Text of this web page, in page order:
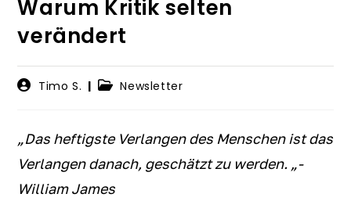
Warum Kritik selten
verändert
Timo S. Newsletter
„Das heftigste Verlangen des Menschen ist das
Verlangen danach, geschätzt zu werden. „-
William James